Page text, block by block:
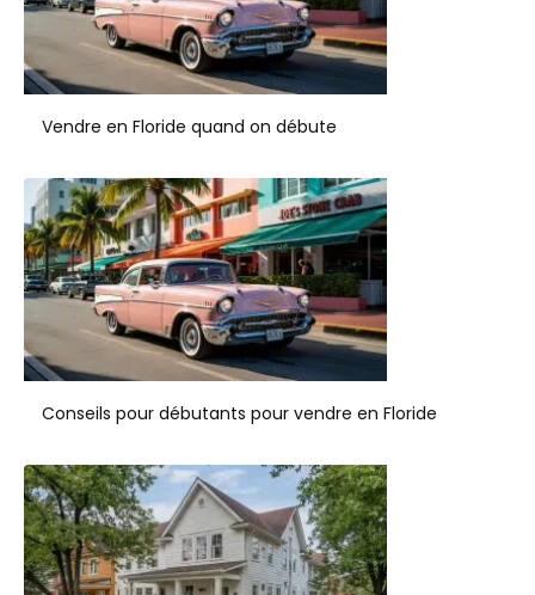
Vendre en Floride quand on débute
Conseils pour débutants pour vendre en Floride